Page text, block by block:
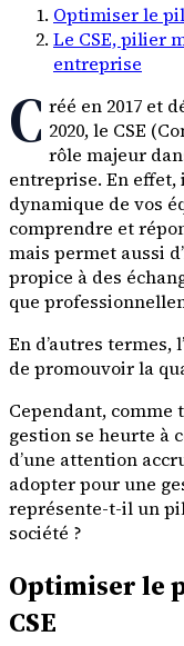
Optimiser le
Le CSE, pilier
entreprise
C réé en 2017 et
2020, le CSE
rôle majeur
entreprise. En
dynamique de vos
comprendre et
mais permet aussi
propice à des
que
En d’autres termes,
de promouvoir la
Cependant, comme
gestion se heurte à
d’une attention
adopter pour une
représente-t-il un
société ?
Optimiser le
CSE